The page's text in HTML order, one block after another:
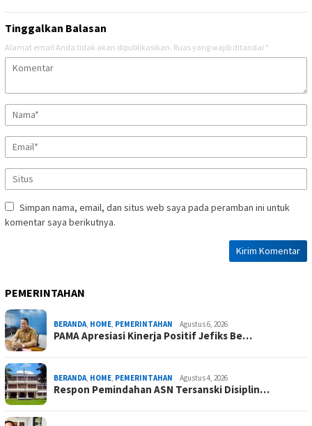
Tinggalkan Balasan
Alamat email Anda tidak akan dipublikasikan. Ruas yang wajib ditandai *
Simpan nama, email, dan situs web saya pada peramban ini untuk
komentar saya berikutnya.
PEMERINTAHAN
BERANDA, HOME, PEMERINTAHAN Agustus 6, 2026
PAMA Apresiasi Kinerja Positif Jefiks Be…
BERANDA, HOME, PEMERINTAHAN Agustus 4, 2026
Respon Pemindahan ASN Tersanski Disiplin…